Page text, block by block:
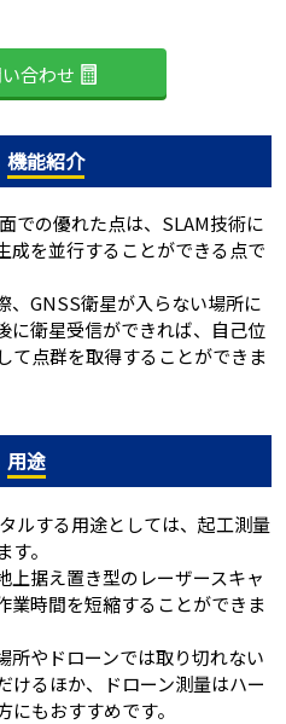
合わせ
機能紹介
での優れた点は、SLAM技術に
成を並行することができる点で
、GNSS衛星が入らない場所に
に衛星受信ができれば、自己位
て点群を取得することができま
用途
ルする用途としては、起工測量
。
上据え置き型のレーザースキャ
業時間を短縮することができま
所やドローンでは取り切れない
けるほか、ドローン測量はハー
にもおすすめです。